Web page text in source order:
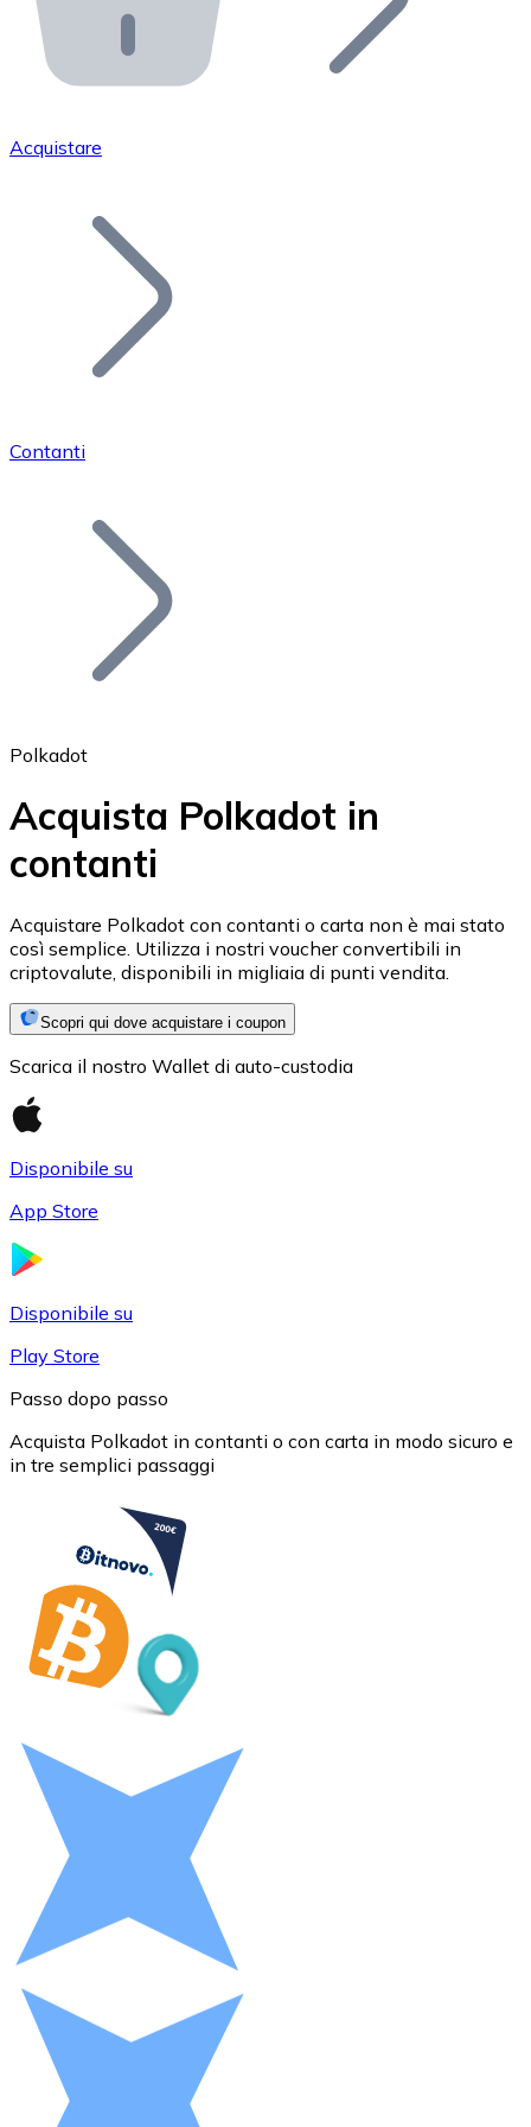
API Bitnovo
Integra la nostra API nel tuo ecosistema.
Unisciti alla nostra rete di rivenditori e
Aggiungi il token del tuo progetto al nostro servizio di
Bitcoin
Ethereum
ETH
USD Coin
Litecoin
LTC
Buoni cripto
Acquistare
Contanti
Polkadot
Acquista Polkadot in
contanti
Acquistare Polkadot con contanti o carta non è mai stato
così semplice. Utilizza i nostri voucher convertibili in
criptovalute, disponibili in migliaia di punti vendita.
Scopri qui dove acquistare i coupon
Scarica il nostro Wallet di auto-custodia
Disponibile su
App Store
Disponibile su
Play Store
Passo dopo passo
Acquista Polkadot in contanti o con carta in modo sicuro e
in tre semplici passaggi